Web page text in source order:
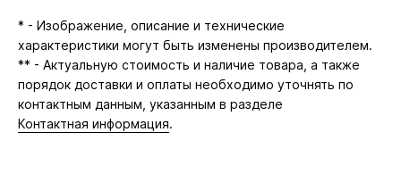
* - Изображение, описание и технические
характеристики могут быть изменены производителем.
** - Актуальную стоимость и наличие товара, а также
порядок доставки и оплаты необходимо уточнять по
контактным данным, указанным в разделе
Контактная информация.